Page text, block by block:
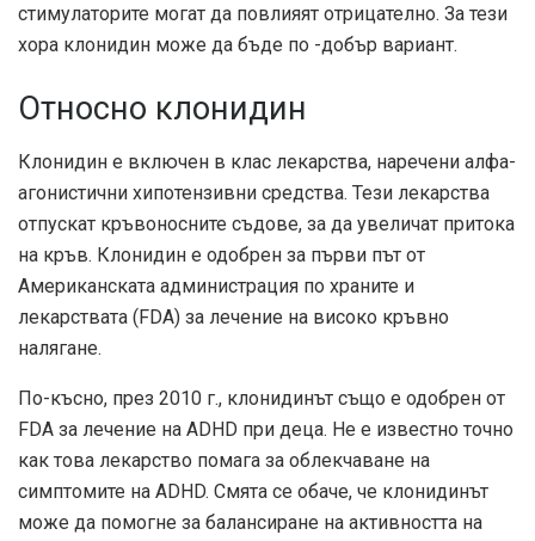
стимулаторите могат да повлияят отрицателно. За тези
хора клонидин може да бъде по -добър вариант.
Относно клонидин
Клонидин е включен в клас лекарства, наречени алфа-
агонистични хипотензивни средства. Тези лекарства
отпускат кръвоносните съдове, за да увеличат притока
на кръв. Клонидин е одобрен за първи път от
Американската администрация по храните и
лекарствата (FDA) за лечение на високо кръвно
налягане.
По-късно, през 2010 г., клонидинът също е одобрен от
FDA за лечение на ADHD при деца. Не е известно точно
как това лекарство помага за облекчаване на
симптомите на ADHD. Смята се обаче, че клонидинът
може да помогне за балансиране на активността на